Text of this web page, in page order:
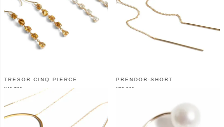
TRESOR CINQ PIERCE
¥ 40,700
PRENDOR-SHORT
¥52,800